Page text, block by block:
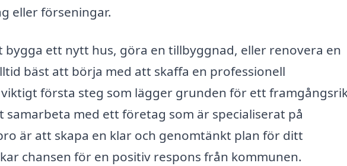
eller förseningar.
ett nytt hus, göra en tillbyggnad, eller renovera en
bäst att börja med att skaffa en professionell
första steg som lägger grunden för ett
med ett företag som är specialiserat på
är att skapa en klar och genomtänkt plan för ditt
chansen för en positiv respons från kommunen.